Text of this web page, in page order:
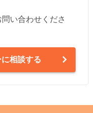
い合わせくださ
相談する